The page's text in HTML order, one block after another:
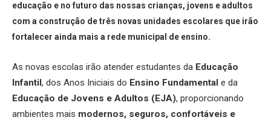
educação e no futuro das nossas crianças, jovens e adultos
com a construção de três novas unidades escolares que irão
fortalecer ainda mais a rede municipal de ensino.
As novas escolas irão atender estudantes da Educação
Infantil, dos Anos Iniciais do Ensino Fundamental e da
Educação de Jovens e Adultos (EJA), proporcionando
ambientes mais modernos, seguros, confortáveis e